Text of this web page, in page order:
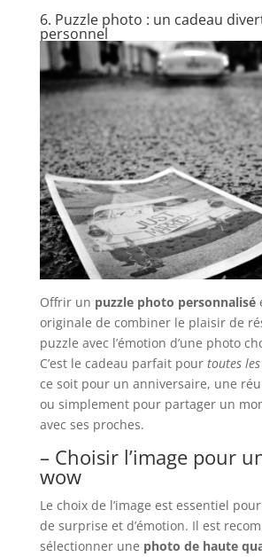
6. Puzzle photo : un cadeau
personnel
Offrir un puzzle photo personnalisé
originale de combiner le plaisir de
puzzle avec l’émotion d’une photo
C’est le cadeau parfait pour toutes
ce soit pour un anniversaire, une
ou simplement pour partager un
avec ses proches.
– Choisir l’image pour
wow
Le choix de l’image est essentiel
de surprise et d’émotion. Il est
sélectionner une photo de haute